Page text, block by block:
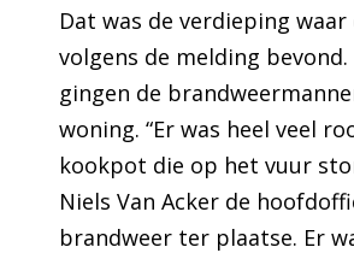
Dat was de verdieping
volgens de melding bevond.
gingen de
woning. “Er was heel veel
kookpot die op het vuur
Niels Van Acker de
brandweer ter plaatse. Er